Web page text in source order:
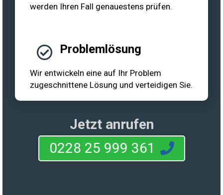
werden Ihren Fall genauestens prüfen.
Problemlösung
Wir entwickeln eine auf Ihr Problem
zugeschnittene Lösung und verteidigen Sie.
Jetzt anrufen
0228 25 999 361